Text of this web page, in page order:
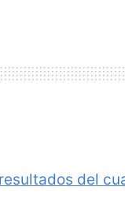
del